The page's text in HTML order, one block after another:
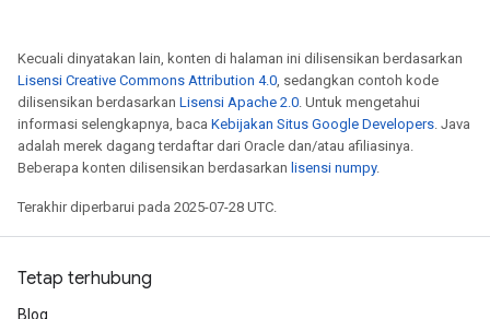
Kecuali dinyatakan lain, konten di halaman ini dilisensikan berdasarkan
Lisensi Creative Commons Attribution 4.0, sedangkan contoh kode
dilisensikan berdasarkan Lisensi Apache 2.0. Untuk mengetahui
informasi selengkapnya, baca Kebijakan Situs Google Developers. Java
adalah merek dagang terdaftar dari Oracle dan/atau afiliasinya.
Beberapa konten dilisensikan berdasarkan lisensi numpy.
Terakhir diperbarui pada 2025-07-28 UTC.
Tetap terhubung
Blog